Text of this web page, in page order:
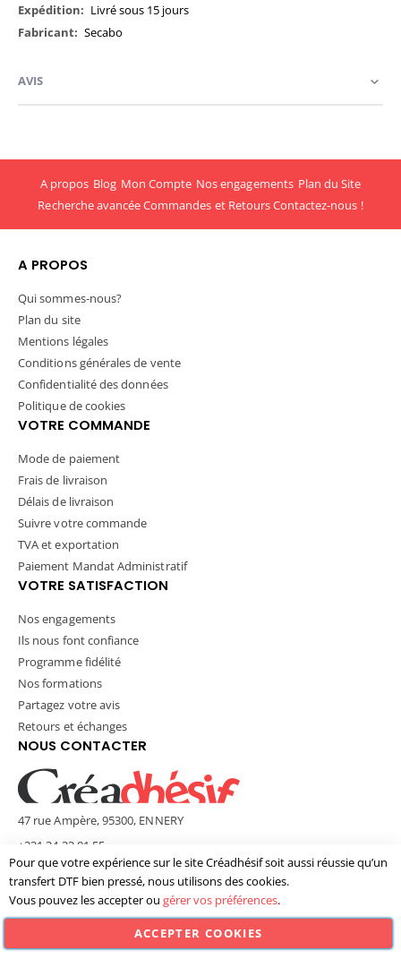
Plus
d’information
Livré sous 15 jours
Secabo
AVIS
A propos Blog Mon Compte Nos engagements Plan du Site
Recherche avancéeCommandes et RetoursContactez-nous !
A PROPOS
Qui sommes-nous?
Plan du site
Mentions légales
Conditions générales de vente
Confidentialité des données
Politique de cookies
VOTRE COMMANDE
Mode de paiement
Frais de livraison
Délais de livraison
Suivre votre commande
TVA et exportation
Paiement Mandat Administratif
VOTRE SATISFACTION
Nos engagements
Ils nous font confiance
Programme fidélité
Nos formations
Partagez votre avis
Retours et échanges
NOUS CONTACTER
47 rue Ampère, 95300, ENNERY
+331 34 33 01 55
contact@creadhesif.com
Lun - Ven / 9h30 - 12h00 & 14h00 - 17h00
© Créadhésif 2025. Tous Droits Réservés.
Pour que votre expérience sur le site Créadhésif soit aussi réussie qu’un
transfert DTF bien pressé, nous utilisons des cookies.
Vous pouvez les accepter ou gérer vos préférences.
ACCEPTER COOKIES